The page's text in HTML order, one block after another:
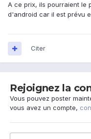
A ce prix, ils pourraient le
d'android car il est prévu
Citer
Rejoignez la
Vous pouvez poster
vous avez un compte,